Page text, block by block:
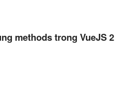
methods trong VueJS 2